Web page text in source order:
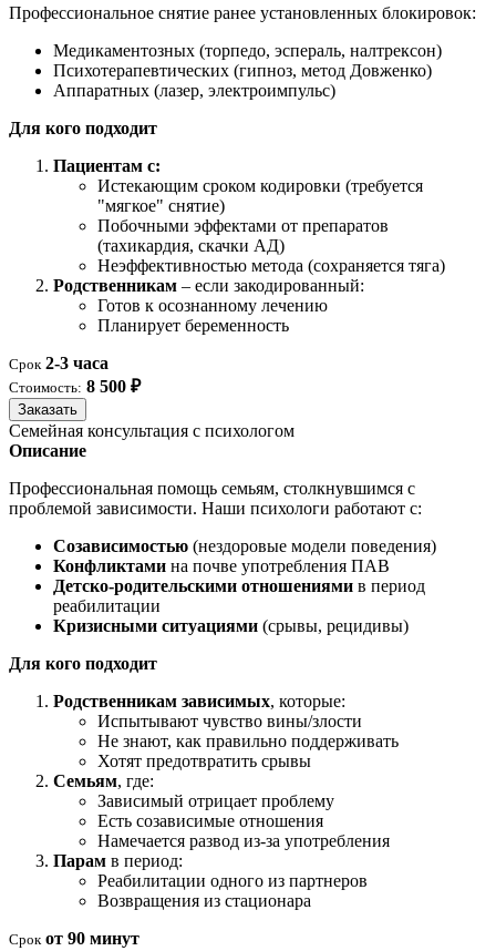
Профессиональное снятие ранее установленных блокировок:
Медикаментозных (торпедо, эспераль, налтрексон)
Психотерапевтических (гипноз, метод Довженко)
Аппаратных (лазер, электроимпульс)
Для кого подходит
Пациентам с:
Истекающим сроком кодировки (требуется
"мягкое" снятие)
Побочными эффектами от препаратов
(тахикардия, скачки АД)
Неэффективностью метода (сохраняется тяга)
Родственникам – если закодированный:
Готов к осознанному лечению
Планирует беременность
Срок 2-3 часа
Стоимость: 8 500 ₽
Заказать
Семейная консультация с психологом
Описание
Профессиональная помощь семьям, столкнувшимся с
проблемой зависимости. Наши психологи работают с:
Созависимостью (нездоровые модели поведения)
Конфликтами на почве употребления ПАВ
Детско-родительскими отношениями в период
реабилитации
Кризисными ситуациями (срывы, рецидивы)
Для кого подходит
Родственникам зависимых, которые:
Испытывают чувство вины/злости
Не знают, как правильно поддерживать
Хотят предотвратить срывы
Семьям, где:
Зависимый отрицает проблему
Есть созависимые отношения
Намечается развод из-за употребления
Парам в период:
Реабилитации одного из партнеров
Возвращения из стационара
Срок от 90 минут